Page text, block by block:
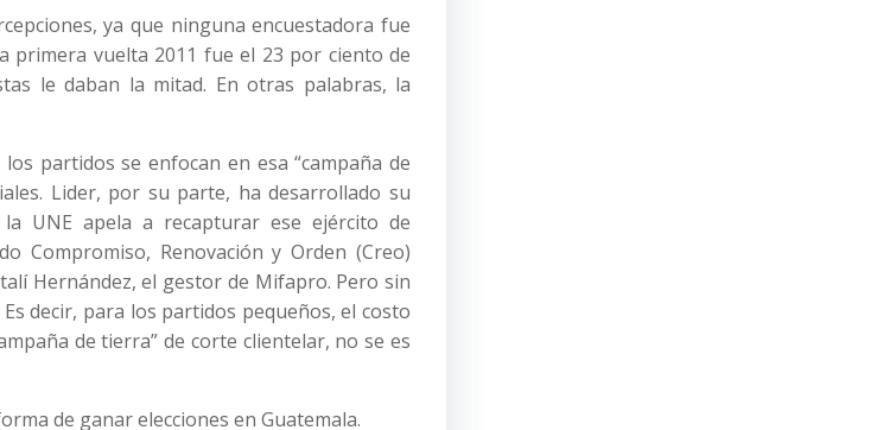
ya que ninguna encuestadora fue
primera vuelta 2011 fue el 23 por ciento de
le daban la mitad. En otras palabras, la
partidos se enfocan en esa “campaña de
Lider, por su parte, ha desarrollado su
UNE apela a recapturar ese ejército de
Compromiso, Renovación y Orden (Creo)
Hernández, el gestor de Mifapro. Pero sin
decir, para los partidos pequeños, el costo
de tierra” de corte clientelar, no se es
de ganar elecciones en Guatemala.